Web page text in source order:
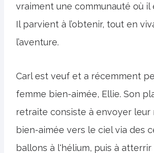
vraiment une communauté où il
Il parvient à l’obtenir, tout en
l’aventure.
Carl est veuf et a récemment
femme bien-aimée, Ellie. Son
retraite consiste à envoyer leur
bien-aimée vers le ciel via des
ballons à l'hélium, puis à atterrir